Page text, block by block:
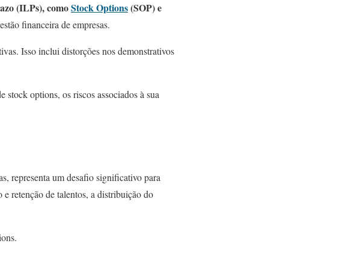
(ILPs), comoStock Options(SOP) e
financeira de empresas.
Isso inclui distorções nos demonstrativos
options, os riscos associados à sua
representa um desafio significativo para
e retenção de talentos, a distribuição do